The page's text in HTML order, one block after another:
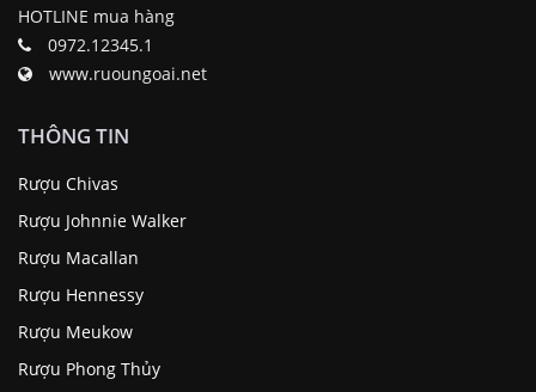
HOTLINE mua hàng
0972.12345.1
www.ruoungoai.net
THÔNG TIN
Rượu Chivas
Rượu Johnnie Walker
Rượu Macallan
Rượu Hennessy
Rượu Meukow
Rượu Phong Thủy